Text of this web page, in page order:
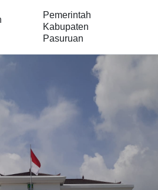
Pemerintah
Kabupaten
Pasuruan